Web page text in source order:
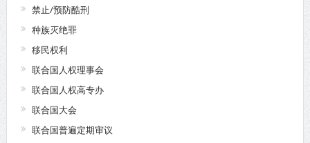
禁止/预防酷刑
种族灭绝罪
移民权利
联合国人权理事会
联合国人权高专办
联合国大会
联合国普遍定期审议